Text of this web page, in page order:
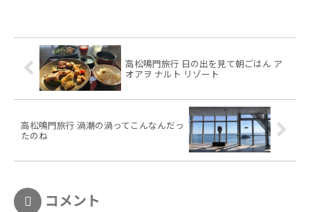
高松鳴門旅行 日の出を見て朝ごはん ア
オアヲ ナルト リゾート
高松鳴門旅行 渦潮の渦ってこんなんだっ
たのね
コメント